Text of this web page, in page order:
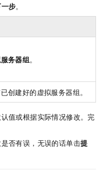
步。
务器组。
创建好的虚拟服务器组。
值或根据实际情况修改。完
否有误，无误的话单击提